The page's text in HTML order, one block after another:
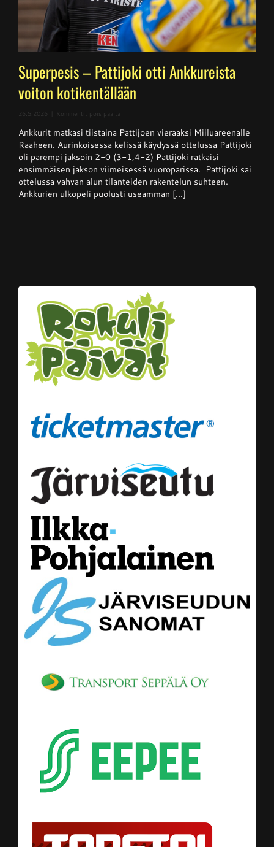
Superpesis – Pattijoki otti Ankkureista
voiton kotikentällään
26.5.2026 Kommentit pois päältä
–
Pattijoki
otti
Ankkureista
voiton
kotikentällään
Ankkurit matkasi tiistaina Pattijoen vieraaksi Miiluareenalle
Raaheen. Aurinkoisessa kelissä käydyssä ottelussa Pattijoki
oli parempi jaksoin 2-0 (3-1,4-2) Pattijoki ratkaisi
ensimmäisen jakson viimeisessä vuoroparissa. Pattijoki sai
ottelussa vahvan alun tilanteiden rakentelun suhteen.
Ankkurien ulkopeli puolusti useamman [...]